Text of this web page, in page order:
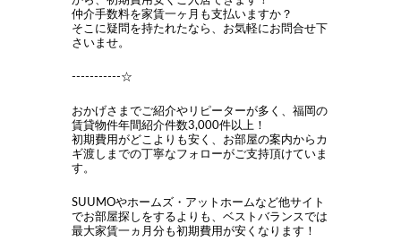
仲介手数料を家賃一ヶ月も支払いますか？
そこに疑問を持たれたなら、お気軽にお問合せ下
さいませ。
-----------☆
おかげさまでご紹介やリピーターが多く、福岡の
賃貸物件年間紹介件数3,000件以上！
初期費用がどこよりも安く、お部屋の案内からカ
ギ渡しまでの丁寧なフォローがご支持頂けていま
す。
SUUMOやホームズ・アットホームなど他サイト
でお部屋探しをするよりも、ベストバランスでは
最大家賃一ヵ月分も初期費用が安くなります！